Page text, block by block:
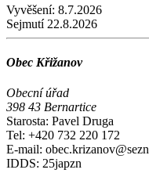
Vyvěšení: 8.7.2026
Sejmutí22.8.2026
Obec Křižanov
Obecní úřad
398 43 Bernartice
Starosta: Pavel Druga
Tel: +420 732 220 172
E-mail:
IDDS: 25japzn